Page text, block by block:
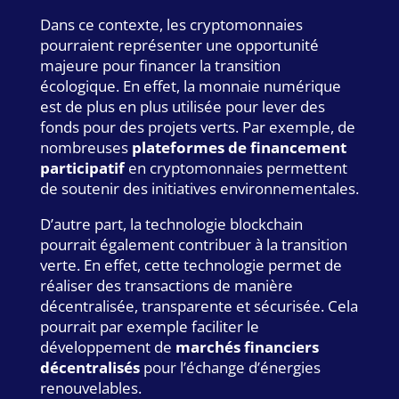
Dans ce contexte, les cryptomonnaies
pourraient représenter une opportunité
majeure pour financer la transition
écologique. En effet, la monnaie numérique
est de plus en plus utilisée pour lever des
fonds pour des projets verts. Par exemple, de
nombreuses plateformes de financement
participatifen cryptomonnaies permettent
de soutenir des initiatives environnementales.
D’autre part, la technologie blockchain
pourrait également contribuer à la transition
verte. En effet, cette technologie permet de
réaliser des transactions de manière
décentralisée, transparente et sécurisée. Cela
pourrait par exemple faciliter le
développement de marchés financiers
décentraliséspour l’échange d’énergies
renouvelables.